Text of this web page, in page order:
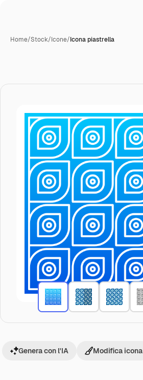
Home/Stock/Icone/Icona piastrella
Genera con l'IA Modifica icona